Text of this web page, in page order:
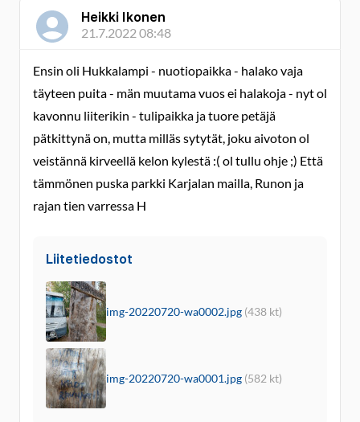
Heikki Ikonen
21.7.2022 08:48
Ensin oli Hukkalampi - nuotiopaikka - halako vaja
täyteen puita - män muutama vuos ei halakoja - nyt ol
kavonnu liiterikin - tulipaikka ja tuore petäjä
pätkittynä on, mutta milläs sytytät, joku aivoton ol
veistännä kirveellä kelon kylestä :( ol tullu ohje ;) Että
tämmönen puska parkki Karjalan mailla, Runon ja
rajan tien varressa H
Liitetiedostot
img-20220720-wa0002.jpg (438 kt)
img-20220720-wa0001.jpg (582 kt)